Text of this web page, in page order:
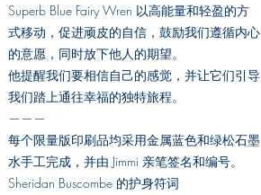
格
Superb Blue Fairy Wren 以高能量和轻盈的方
式移动，促进顽皮的自信，鼓励我们遵循内心
的意愿，同时放下他人的期望。
他提醒我们要相信自己的感觉，并让它们引导
我们踏上通往幸福的独特旅程。
———
每个限量版印刷品均采用金属蓝色和绿松石墨
水手工完成，并由 Jimmi 亲笔签名和编号。
Sheridan Buscombe 的护身符词